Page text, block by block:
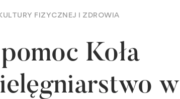
FIZYCZNEJ I ZDROWIA
Koła
w